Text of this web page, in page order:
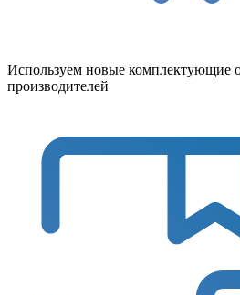
Используем новые комплектующие
производителей